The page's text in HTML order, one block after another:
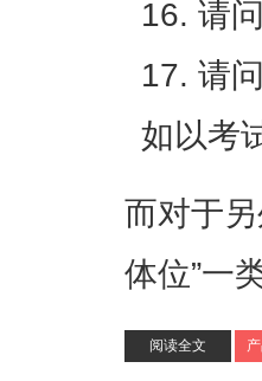
请
请
如以考
而对于
体位”一
阅读全文